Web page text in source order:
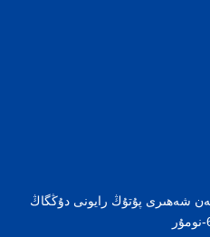
شەھىرى پۇتۇڭ رايونى دۇڭگاڭ